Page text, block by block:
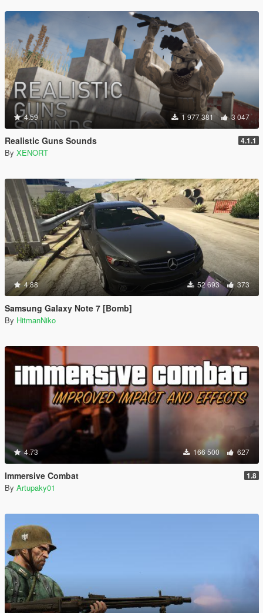
4.59 1 977 381 3 047
Realistic Guns Sounds 4.1.1
By XENORT
4.88 52 693 373
Samsung Galaxy Note 7 [Bomb]
By HitmanNiko
4.73 166 500 627
Immersive Combat 1.8
By Artupaky01